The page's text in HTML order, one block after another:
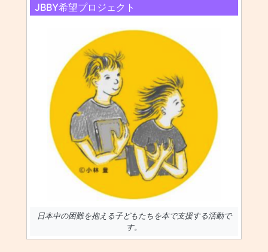
JBBY希望プロジェクト
日本中の困難を抱える子どもたちを本で支援する活動で
す。